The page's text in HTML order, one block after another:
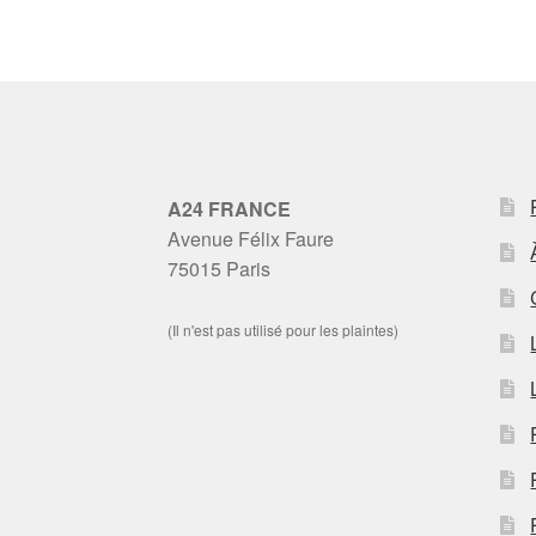
A24 FRANCE
Avenue Félix Faure
75015 Paris
(Il n'est pas utilisé pour les plaintes)